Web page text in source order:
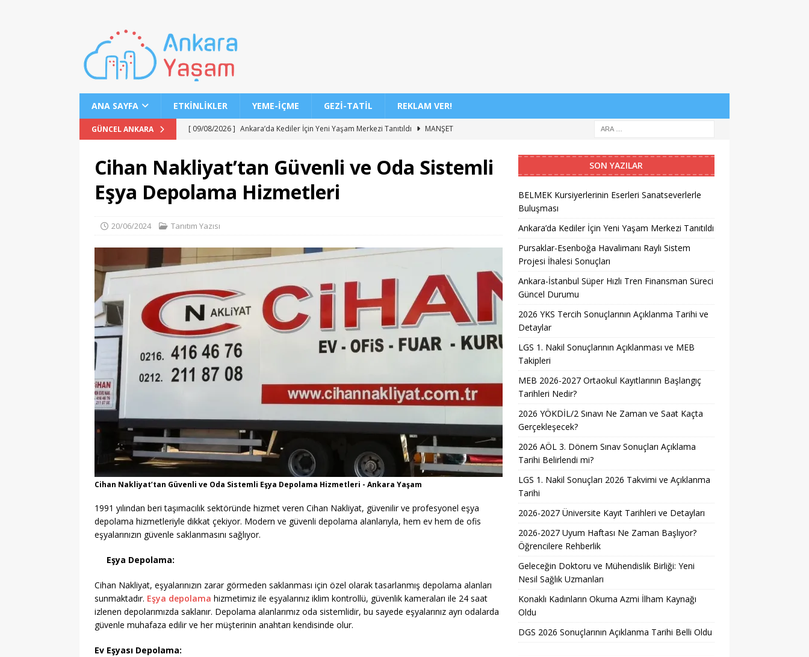
ANA SAYFA ETKINLIKLER YEME-İÇME GEZI-TATIL REKLAM VER!
GÜNCEL ANKARA [ 09/08/2026 ] Ankara’da Kediler İçin Yeni Yaşam Merkezi Tanıtıldı
MANŞET
MANŞET
[ 08/08/2026 ]
Ankara-İstanbul Süper Hızlı Tren Finansman Süreci Güncel Durumu
[ 08/08/2026 ]
[ 08/08/2026 ] LGS 1. Nakil Sonuçlarının Açıklanması ve MEB Takipleri
EĞITIM
[ 07/08/2026 ] MEB 2026-2027 Ortaokul Kayıtlarının Başlangıç Tarihleri Nedir?
EĞITIM
[ 07/08/2026 ]
2026 YÖKDİL/2 Sınavı Ne Zaman ve Saat Kaçta Gerçekleşecek?
[ 07/08/2026 ] 2026 AÖL 3. Dönem Sınav Sonuçları Açıklama Tarihi Belirlendi mi?
EĞITIM
[ 07/08/2026 ] LGS 1. Nakil Sonuçları 2026 Takvimi ve Açıklanma Tarihi
EĞITIM
[ 06/08/2026 ] 2026-2027 Üniversite Kayıt Tarihleri ve Detayları
2026-2027 Uyum Haftası Ne Zaman Başlıyor? Öğrencilere Rehberlik
[ 06/08/2026 ] Geleceğin Doktoru ve Mühendislik Birliği: Yeni Nesil Sağlık Uzmanları
EĞITIM
Konaklı Kadınların Okuma Azmi İlham Kaynağı Oldu
EĞITIM
[ 09/08/2026 ] BELMEK Kursiyerlerinin Eserleri Sanatseverlerle Buluşması MANŞET
Cihan Nakliyat’tan Güvenli ve Oda Sistemli
Eşya Depolama Hizmetleri
20/06/2024 Tanıtım Yazısı
Cihan Nakliyat’tan Güvenli ve Oda Sistemli Eşya Depolama Hizmetleri - Ankara Yaşam
1991 yılından beri taşımacılık sektöründe hizmet veren Cihan Nakliyat, güvenilir ve profesyonel eşya
depolama hizmetleriyle dikkat çekiyor. Modern ve güvenli depolama alanlarıyla, hem ev hem de ofis
eşyalarınızın güvenle saklanmasını sağlıyor.
Eşya Depolama:
Cihan Nakliyat, eşyalarınızın zarar görmeden saklanması için özel olarak tasarlanmış depolama alanları
sunmaktadır. Eşya depolama hizmetimiz ile eşyalarınız iklim kontrollü, güvenlik kameraları ile 24 saat
izlenen depolarımızda saklanır. Depolama alanlarımız oda sistemlidir, bu sayede eşyalarınız ayrı odalarda
güvenle muhafaza edilir ve her müşterinin anahtarı kendisinde olur.
Ev Eşyası Depolama:
SON YAZILAR
BELMEK Kursiyerlerinin Eserleri Sanatseverlerle
Buluşması
Ankara’da Kediler İçin Yeni Yaşam Merkezi Tanıtıldı
Pursaklar-Esenboğa Havalimanı Raylı Sistem
Projesi İhalesi Sonuçları
Ankara-İstanbul Süper Hızlı Tren Finansman Süreci
Güncel Durumu
2026 YKS Tercih Sonuçlarının Açıklanma Tarihi ve
Detaylar
LGS 1. Nakil Sonuçlarının Açıklanması ve MEB
Takipleri
MEB 2026-2027 Ortaokul Kayıtlarının Başlangıç
Tarihleri Nedir?
2026 YÖKDİL/2 Sınavı Ne Zaman ve Saat Kaçta
Gerçekleşecek?
2026 AÖL 3. Dönem Sınav Sonuçları Açıklama
Tarihi Belirlendi mi?
LGS 1. Nakil Sonuçları 2026 Takvimi ve Açıklanma
Tarihi
2026-2027 Üniversite Kayıt Tarihleri ve Detayları
2026-2027 Uyum Haftası Ne Zaman Başlıyor?
Öğrencilere Rehberlik
Geleceğin Doktoru ve Mühendislik Birliği: Yeni
Nesil Sağlık Uzmanları
Konaklı Kadınların Okuma Azmi İlham Kaynağı
Oldu
DGS 2026 Sonuçlarının Açıklanma Tarihi Belli Oldu